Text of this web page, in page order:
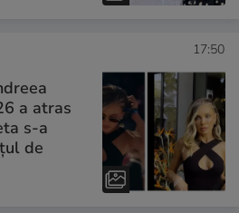
17:50
a atras
s-a
de